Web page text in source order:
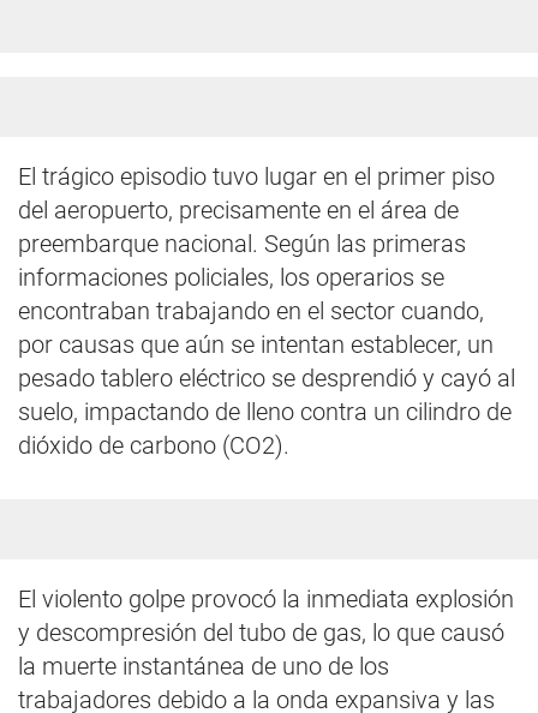
El trágico episodio tuvo lugar en el primer piso
del aeropuerto, precisamente en el área de
preembarque nacional. Según las primeras
informaciones policiales, los operarios se
encontraban trabajando en el sector cuando,
por causas que aún se intentan establecer, un
pesado tablero eléctrico se desprendió y cayó al
suelo, impactando de lleno contra un cilindro de
dióxido de carbono (CO2).
El violento golpe provocó la inmediata explosión
y descompresión del tubo de gas, lo que causó
la muerte instantánea de uno de los
trabajadores debido a la onda expansiva y las